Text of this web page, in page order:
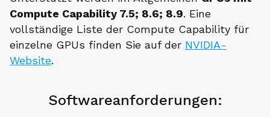
Compute Capability 7.5; 8.6; 8.9. Eine
vollständige Liste der Compute Capability für
einzelne GPUs finden Sie auf der NVIDIA-
Website.
Softwareanforderungen: